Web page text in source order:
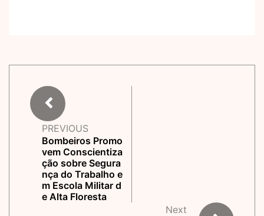
PREVIOUS
Bombeiros Promo
vem Conscientiza
ção sobre Segura
nça do Trabalho e
m Escola Militar d
e Alta Floresta
Next